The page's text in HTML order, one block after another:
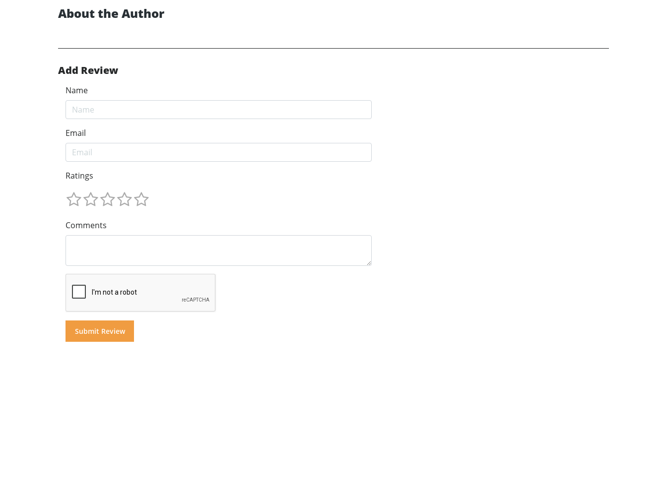
About the Author
Add Review
Name
Email
Ratings
Comments